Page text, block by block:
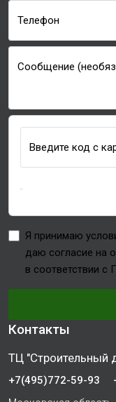
Телефон
Сообщение
Введите код с
Я принимаю
даю согласие на
в соответствии с
Контакты
ТЦ "Строительный
+7(495)772-59-93